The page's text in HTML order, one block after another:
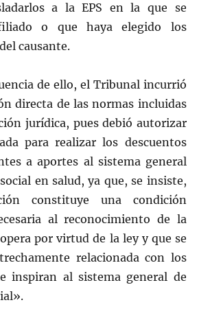
a la EPS en la que se
o que haya elegido los
causante.
de ello, el Tribunal incurrió
directa de las normas incluidas
jurídica, pues debió autorizar
para realizar los descuentos
a aportes al sistema general
en salud, ya que, se insiste,
constituye una condición
al reconocimiento de la
por virtud de la ley y que se
relacionada con los
inspiran al sistema general de